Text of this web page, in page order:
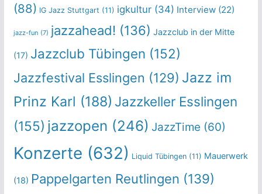
(88) IG Jazz Stuttgart (11) igkultur(34) Interview(22)
jazz-fun (7) jazzahead! (136) Jazzclub in der Mitte
(17) Jazzclub Tübingen (152)
Jazzfestival Esslingen (129) Jazz im
Prinz Karl (188) Jazzkeller Esslingen
(155) jazzopen (246) JazzTime (60)
Konzerte (632) Liquid Tübingen(11) Mauerwerk
(18) Pappelgarten Reutlingen (139)